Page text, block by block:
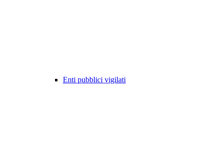
Enti pubblici vigilati